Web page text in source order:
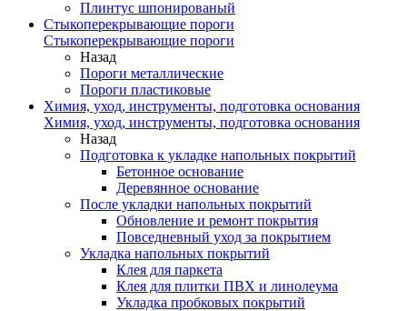
Плинтус шпонированый
Стыкоперекрывающие пороги
Стыкоперекрывающие пороги
Назад
Пороги металлические
Пороги пластиковые
Химия, уход, инструменты, подготовка основания
Химия, уход, инструменты, подготовка основания
Назад
Подготовка к укладке напольных покрытий
Бетонное основание
Деревянное основание
После укладки напольных покрытий
Обновление и ремонт покрытия
Повседневный уход за покрытием
Укладка напольных покрытий
Клея для паркета
Клея для плитки ПВХ и линолеума
Укладка пробковых покрытий